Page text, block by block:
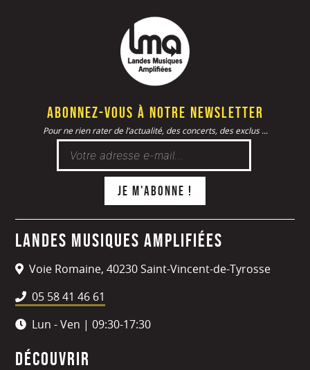
Abonnez-vous à notre newsletter
Pour ne rien rater de l’actualité, des concerts, des exclus ...
Landes Musiques Amplifiées
Voie Romaine, 40230 Saint-Vincent-de-Tyrosse
05 58 41 46 61
Lun - Ven | 09:30-17:30
Découvrir